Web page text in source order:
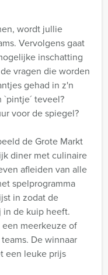
wordt jullie
Vervolgens gaat
inschatting
vragen die worden
gehad in z'n
teveel?
voor de spiegel?
de Grote Markt
diner met culinaire
afleiden van alle
spelprogramma
in zodat de
de kuip heeft.
meerkeuze of
De winnaar
een leuke prijs